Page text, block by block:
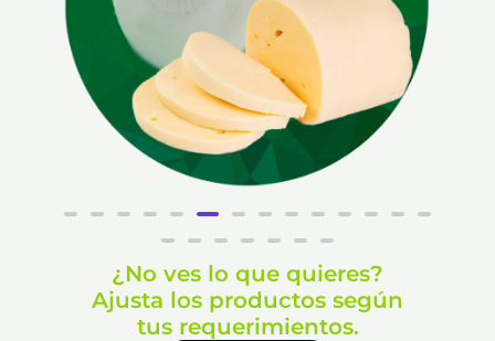
¿No ves lo que quieres?
Ajusta los productos según
tus requerimientos.